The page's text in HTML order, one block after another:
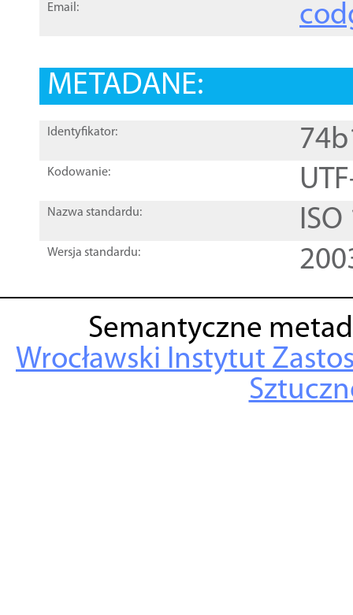
Email:
METADANE:
Identyfikator:
Kodowanie:
Nazwa standardu:
Wersja standardu:
Semantyczne
Wrocławski Instytut